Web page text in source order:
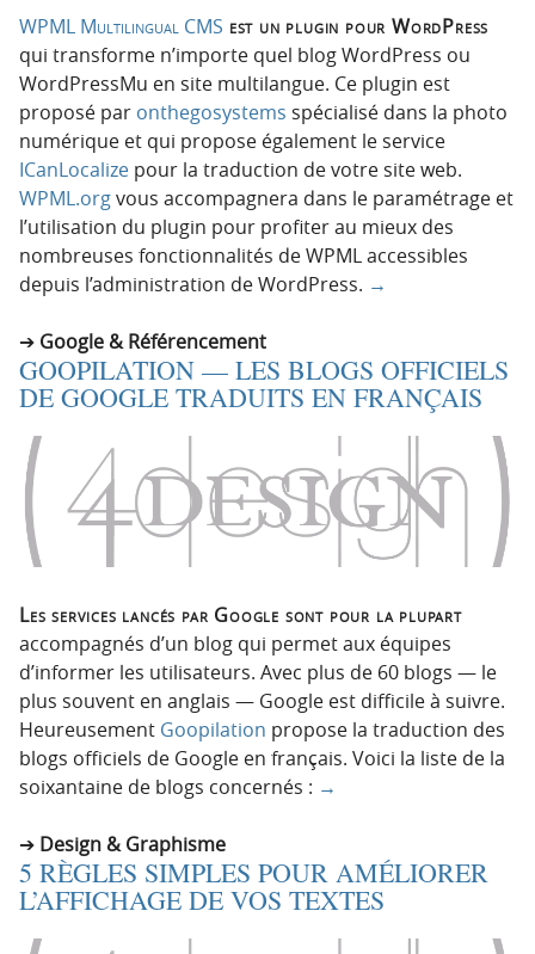
WPML Multilingual CMS est un plugin pour WordPress
qui transforme n’importe quel blog WordPress ou
WordPressMu en site multilangue. Ce plugin est
proposé par onthegosystems spécialisé dans la photo
numérique et qui propose également le service
ICanLocalize pour la traduction de votre site web.
WPML.orgvous accompagnera dans le paramétrage et
l’utilisation du plugin pour profiter au mieux des
nombreuses fonctionnalités de WPML accessibles
depuis l’administration de WordPress. →
Google & Référencement
GOOPILATION — LES BLOGS OFFICIELS
DE GOOGLE TRADUITS EN FRANÇAIS
Les services lancés par Google sont pour la plupart
accompagnés d’un blog qui permet aux équipes
d’informer les utilisateurs. Avec plus de 60 blogs — le
plus souvent en anglais — Google est difficile à suivre.
Heureusement Goopilation propose la traduction des
blogs officiels de Google en français. Voici la liste de la
soixantaine de blogs concernés : →
Design & Graphisme
5 RÈGLES SIMPLES POUR AMÉLIORER
L’AFFICHAGE DE VOS TEXTES